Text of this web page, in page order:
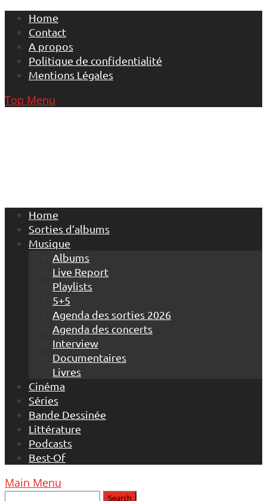
Skip
content
Home
Contact
A propos
Politique de confidentialité
Mentions Légales
Top Menu
Home
Sorties d’albums
Musique
Albums
Live Report
Playlists
5+5
Agenda des sorties 2026
Agenda des concerts
Interview
Documentaires
Livres
Cinéma
Séries
Bande Dessinée
Littérature
Podcasts
Best-Of
Main Menu